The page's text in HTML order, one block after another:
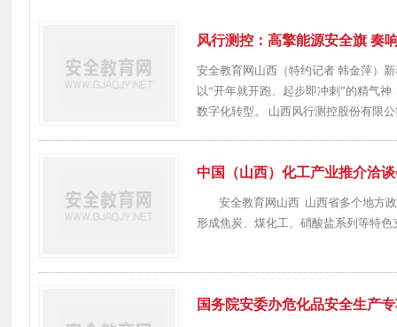
风行测控：高擎能源安全旗 奏
安全教育网山西（特约记者 韩金萍）
以“开年就开跑、起步即冲刺”的精气
数字化转型。 山西风行测控股份有限
中国（山西）化工产业推介洽
安全教育网山西 山西省多个地方政
形成焦炭、煤化工、硝酸盐系列等特
国务院安委办危化品安全生产